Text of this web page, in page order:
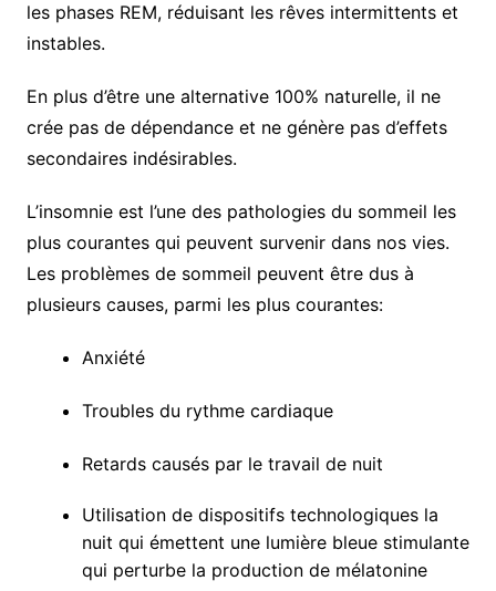
les phases REM, réduisant les rêves intermittents et
instables.
En plus d’être une alternative 100% naturelle, il ne
crée pas de dépendance et ne génère pas d’effets
secondaires indésirables.
L’insomnie est l’une des pathologies du sommeil les
plus courantes qui peuvent survenir dans nos vies.
Les problèmes de sommeil peuvent être dus à
plusieurs causes, parmi les plus courantes:
Anxiété
Troubles du rythme cardiaque
Retards causés par le travail de nuit
Utilisation de dispositifs technologiques la
nuit qui émettent une lumière bleue stimulante
qui perturbe la production de mélatonine